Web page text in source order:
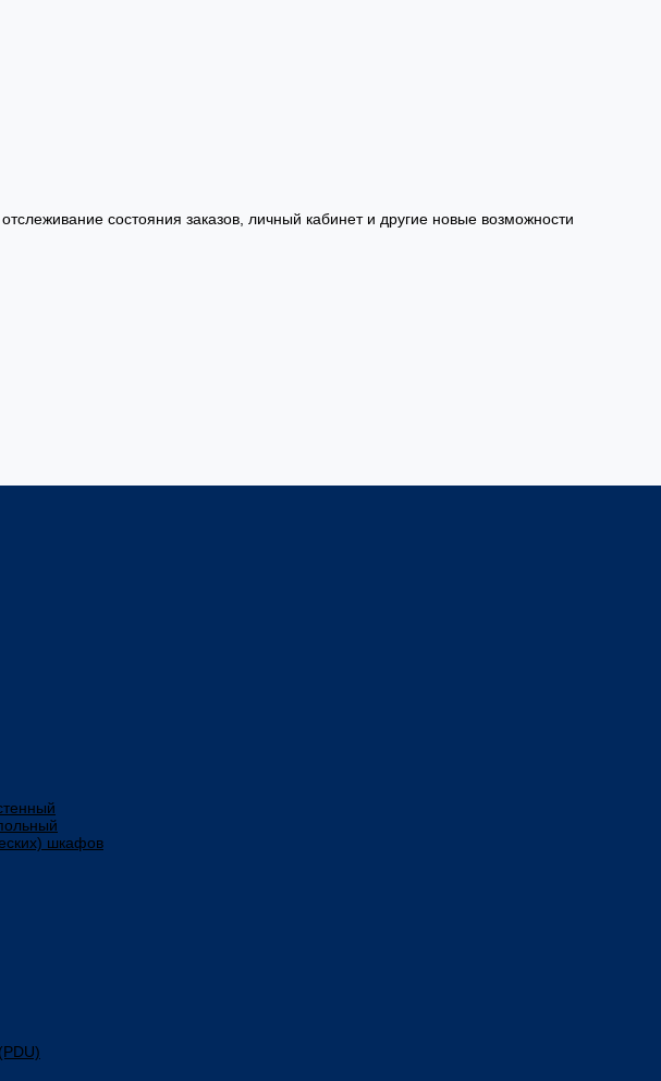
состояния заказов, личный кабинет и другие новые возможности
шкафов